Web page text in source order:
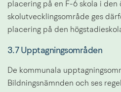
placering på en F-6 skola i den
skolutvecklingsområde ges
placering på den
3.7 Upptagningsområden
De kommunala
Bildningsnämnden och ses